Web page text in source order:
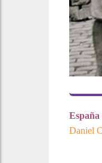
España
Daniel